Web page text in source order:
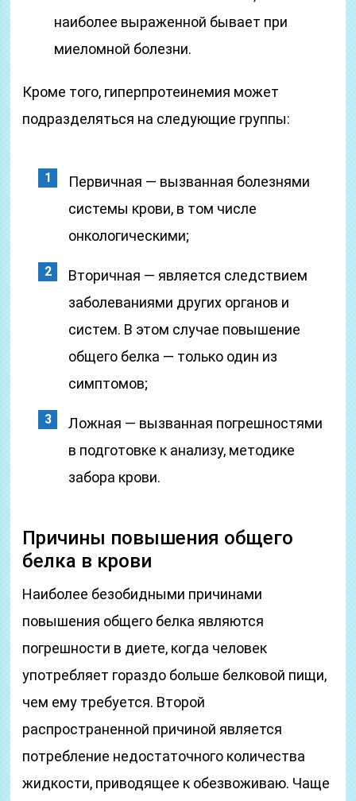
наиболее выраженной бывает при
миеломной болезни.
Кроме того, гиперпротеинемия может
подразделяться на следующие группы:
Первичная — вызванная болезнями
системы крови, в том числе
онкологическими;
Вторичная — является следствием
заболеваниями других органов и
систем. В этом случае повышение
общего белка — только один из
симптомов;
Ложная — вызванная погрешностями
в подготовке к анализу, методике
забора крови.
Причины повышения общего
белка в крови
Наиболее безобидными причинами
повышения общего белка являются
погрешности в диете, когда человек
употребляет гораздо больше белковой пищи,
чем ему требуется. Второй
распространенной причиной является
потребление недостаточного количества
жидкости, приводящее к обезвоживаю. Чаще